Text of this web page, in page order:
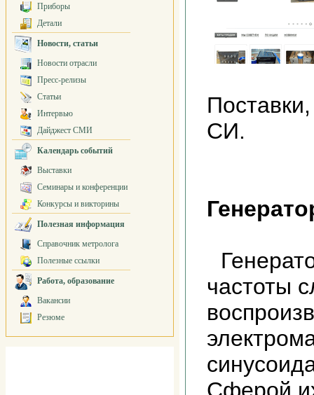
Приборы
Детали
Новости, статьи
Новости отрасли
Пресс-релизы
Статьи
Интервью
Дайджест СМИ
Календарь событий
Выставки
Семинары и конференции
Конкурсы и викторины
Полезная информация
Справочник метролога
Полезные ссылки
Работа, образование
Вакансии
Резюме
СИ.
частоты